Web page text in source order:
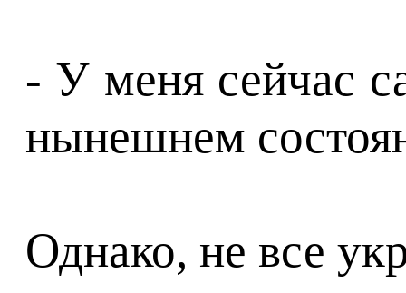
- У меня сейчас
нынешнем
Однако, не все